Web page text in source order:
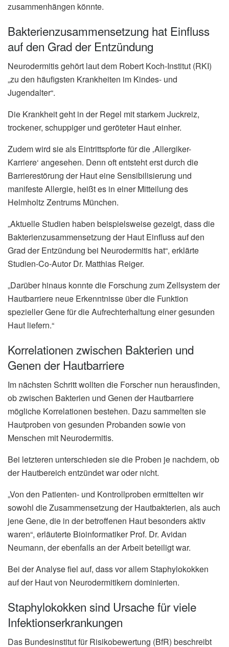
zusammenhängen könnte.
Bakterienzusammensetzung hat Einfluss
auf den Grad der Entzündung
Neurodermitis gehört laut dem Robert Koch-Institut (RKI)
„zu den häufigsten Krankheiten im Kindes- und
Jugendalter“.
Die Krankheit geht in der Regel mit starkem Juckreiz,
trockener, schuppiger und geröteter Haut einher.
Zudem wird sie als Eintrittspforte für die ‚Allergiker-
Karriere‘ angesehen. Denn oft entsteht erst durch die
Barrierestörung der Haut eine Sensibilisierung und
manifeste Allergie, heißt es in einer Mitteilung des
Helmholtz Zentrums München.
„Aktuelle Studien haben beispielsweise gezeigt, dass die
Bakterienzusammensetzung der Haut Einfluss auf den
Grad der Entzündung bei Neurodermitis hat“, erklärte
Studien-Co-Autor Dr. Matthias Reiger.
„Darüber hinaus konnte die Forschung zum Zellsystem der
Hautbarriere neue Erkenntnisse über die Funktion
spezieller Gene für die Aufrechterhaltung einer gesunden
Haut liefern.“
Korrelationen zwischen Bakterien und
Genen der Hautbarriere
Im nächsten Schritt wollten die Forscher nun herausfinden,
ob zwischen Bakterien und Genen der Hautbarriere
mögliche Korrelationen bestehen. Dazu sammelten sie
Hautproben von gesunden Probanden sowie von
Menschen mit Neurodermitis.
Bei letzteren unterschieden sie die Proben je nachdem, ob
der Hautbereich entzündet war oder nicht.
„Von den Patienten- und Kontrollproben ermittelten wir
sowohl die Zusammensetzung der Hautbakterien, als auch
jene Gene, die in der betroffenen Haut besonders aktiv
waren“, erläuterte Bioinformatiker Prof. Dr. Avidan
Neumann, der ebenfalls an der Arbeit beteiligt war.
Bei der Analyse fiel auf, dass vor allem Staphylokokken
auf der Haut von Neurodermitikern dominierten.
Staphylokokken sind Ursache für viele
Infektionserkrankungen
Das Bundesinstitut für Risikobewertung (BfR) beschreibt